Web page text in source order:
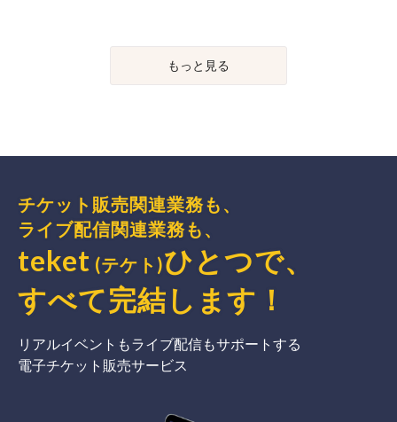
もっと見る
チケット販売関連業務も、
ライブ配信関連業務も、
teket (テケト)ひとつで、
すべて完結 します ！
リアルイベントもライブ配信もサポートする
電子チケット販売サービス